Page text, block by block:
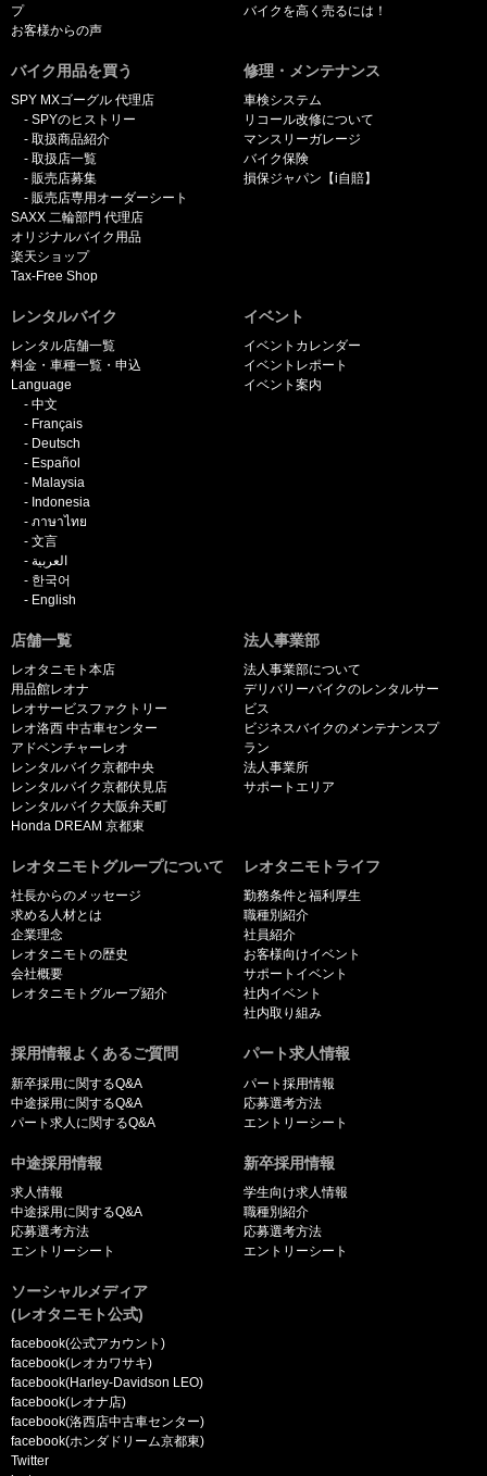
プ
お客様からの声
バイクを高く売るには！
バイク用品を買う
SPY MXゴーグル 代理店
SPYのヒストリー
取扱商品紹介
取扱店一覧
販売店募集
販売店専用オーダーシート
SAXX 二輪部門 代理店
オリジナルバイク用品
楽天ショップ
Tax-Free Shop
修理・メンテナンス
車検システム
リコール改修について
マンスリーガレージ
バイク保険
損保ジャパン【i自賠】
レンタルバイク
レンタル店舗一覧
料金・車種一覧・申込
Language
中文
Français
Deutsch
Español
Malaysia
Indonesia
ภาษาไทย
文言
العربية
한국어
English
イベント
イベントカレンダー
イベントレポート
イベント案内
店舗一覧
レオタニモト本店
用品館レオナ
レオサービスファクトリー
レオ洛西 中古車センター
アドベンチャーレオ
レンタルバイク京都中央
レンタルバイク京都伏見店
レンタルバイク大阪弁天町
Honda DREAM 京都東
法人事業部
法人事業部について
デリバリーバイクのレンタルサー
ビス
ビジネスバイクのメンテナンスプ
ラン
法人事業所
サポートエリア
レオタニモトグループについて
社長からのメッセージ
求める人材とは
企業理念
レオタニモトの歴史
会社概要
レオタニモトグループ紹介
レオタニモトライフ
勤務条件と福利厚生
職種別紹介
社員紹介
お客様向けイベント
サポートイベント
社内イベント
社内取り組み
採用情報よくあるご質問
新卒採用に関するQ&A
中途採用に関するQ&A
パート求人に関するQ&A
パート求人情報
パート採用情報
応募選考方法
エントリーシート
中途採用情報
求人情報
中途採用に関するQ&A
応募選考方法
エントリーシート
新卒採用情報
学生向け求人情報
職種別紹介
応募選考方法
エントリーシート
ソーシャルメディア
(レオタニモト公式)
facebook(公式アカウント)
facebook(レオカワサキ)
facebook(Harley-Davidson LEO)
facebook(レオナ店)
facebook(洛西店中古車センター)
facebook(ホンダドリーム京都東)
Twitter